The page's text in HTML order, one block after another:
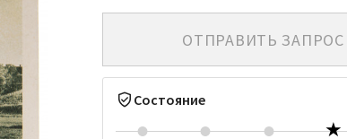
ОТПРАВИТЬ ЗАПРОС
Состояние